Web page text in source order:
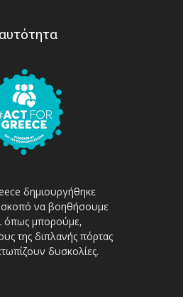
δημιουργήθηκε
σκοπό να βοηθήσουμε
όπως μπορούμε,
της διπλανής πόρτας
δυσκολίες.